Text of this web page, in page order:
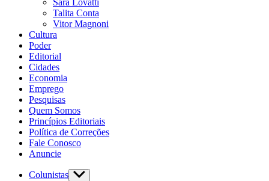
Sara Lovatti
Talita Conta
Vitor Magnoni
Cultura
Poder
Editorial
Cidades
Economia
Emprego
Pesquisas
Quem Somos
Princípios Editoriais
Política de Correções
Fale Conosco
Anuncie
Colunistas